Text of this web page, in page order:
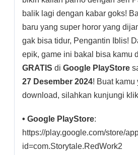
balik lagi dengan kabar goks!
baru yang super horor yang
gak bisa tidur, Pengantin Iblis!
epik, game ini bakal bisa kamu
GRATIS di Google PlayStore
27 Desember 2024! Buat kamu
download, silahkan kunjungi
• Google PlayStore:
https://play.google.com/store/
id=com.Storytale.RedWork2